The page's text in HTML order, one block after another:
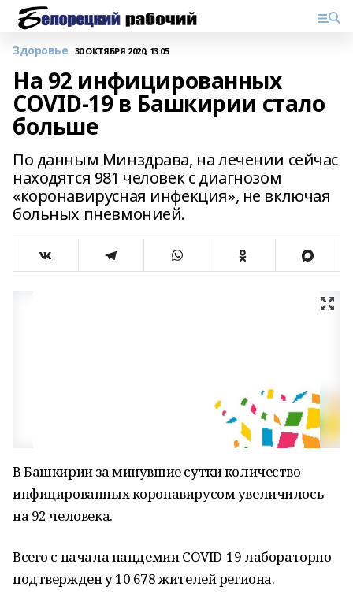
Здоровье 30 ОКТЯБРЯ 2020, 13:05
На 92 инфицированных
COVID-19 в Башкирии стало
больше
По данным Минздрава, на лечении сейчас
находятся 981 человек с диагнозом
«коронавирусная инфекция», не включая
больных пневмонией.
В Башкирии за минувшие сутки количество
инфицированных коронавирусом увеличилось
на 92 человека.
Всего с начала пандемии COVID-19 лабораторно
подтвержден у 10 678 жителей региона.